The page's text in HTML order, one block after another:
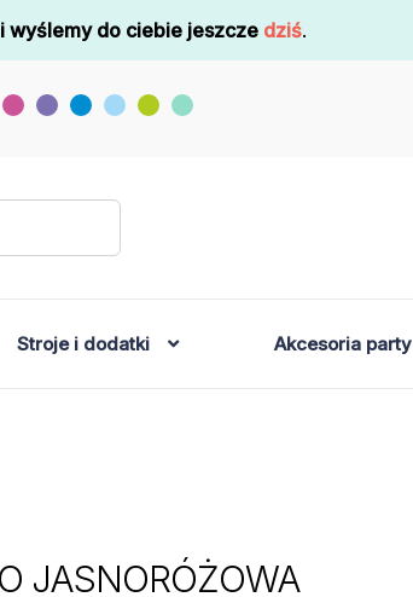
wyślemy do ciebie jeszcze dziś.
Stroje i dodatki Akcesoria party
JASNORÓŻOWA